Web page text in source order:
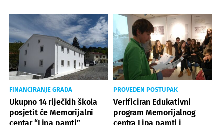
FINANCIRANJE GRADA
Ukupno 14 riječkih škola
posjetit će Memorijalni
centar “Lipa pamti”
PROVEDEN POSTUPAK
Verificiran Edukativni
program Memorijalnog
centra Lipa pamti i